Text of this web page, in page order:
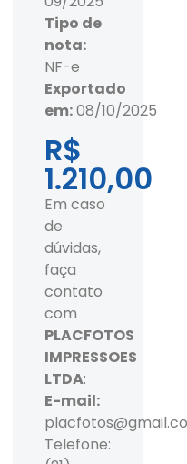
Tipo de
nota:
NF-e
Exportado
em:08/10/2025
R$
1.210,00
Em caso
de
dúvidas,
faça
contato
com
PLACFOTOS
IMPRESSOES
LTDA:
E-mail:
Telefone: